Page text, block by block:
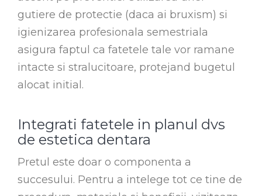
gutiere de protectie (daca ai bruxism) si
igienizarea profesionala semestriala
asigura faptul ca fatetele tale vor ramane
intacte si stralucitoare, protejand bugetul
alocat initial.
Integrati fatetele in planul dvs
de estetica dentara
Pretul este doar o componenta a
succesului. Pentru a intelege tot ce tine de